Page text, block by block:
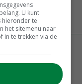
‘Bezoek van
plukken’
U kunt
hieronder te
het sitemenu naar
in te trekken via de